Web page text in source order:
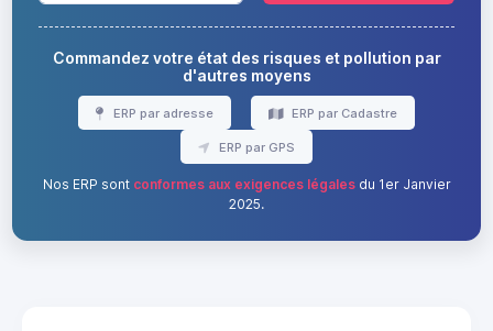
Commandez votre état des risques et pollution par
d'autres moyens
ERP par adresse ERP par Cadastre
ERP par GPS
Nos ERP sont conformes aux exigences légalesdu 1er Janvier
2025.